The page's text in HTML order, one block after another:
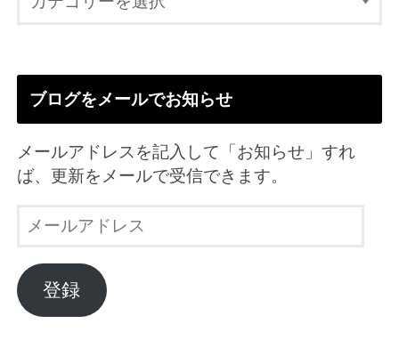
ブログをメールでお知らせ
メールアドレスを記入して「お知らせ」すれ
ば、更新をメールで受信できます。
ル
ア
ド
登録